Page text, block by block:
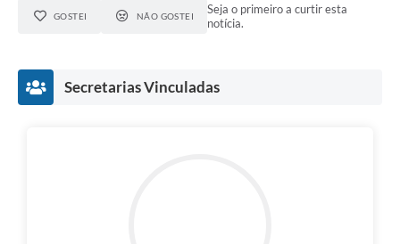
GOSTEI NÃO GOSTEI
Seja o primeiro a curtir esta
notícia.
Secretarias Vinculadas